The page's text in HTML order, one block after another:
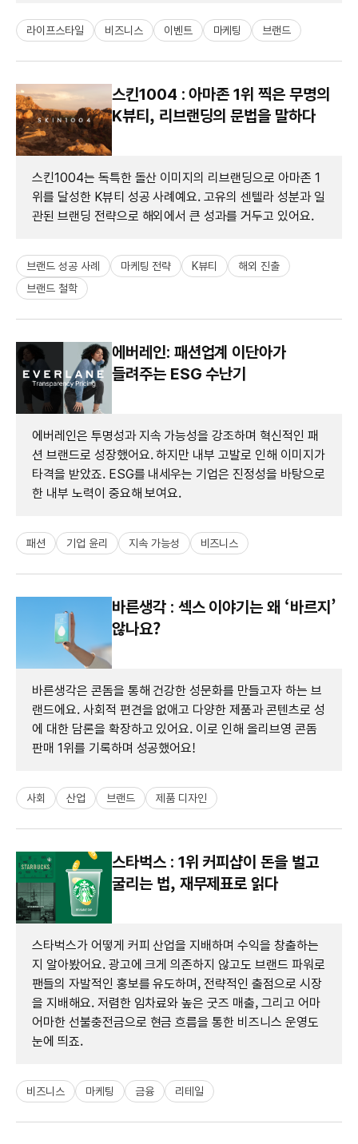
라이프스타일 비즈니스 이벤트 마케팅 브랜드
스킨1004 : 아마존 1위 찍은 무명의
K뷰티, 리브랜딩의 문법을 말하다
스킨1004는 독특한 돌산 이미지의 리브랜딩으로 아마존 1
위를 달성한 K뷰티 성공 사례예요. 고유의 센텔라 성분과 일
관된 브랜딩 전략으로 해외에서 큰 성과를 거두고 있어요.
브랜드 성공 사례 마케팅 전략 K뷰티
해외 진출
브랜드 철학
에버레인: 패션업계 이단아가
들려주는 ESG 수난기
에버레인은 투명성과 지속 가능성을 강조하며 혁신적인 패
션 브랜드로 성장했어요. 하지만 내부 고발로 인해 이미지가
타격을 받았죠. ESG를 내세우는 기업은 진정성을 바탕으로
한 내부 노력이 중요해 보여요.
패션 기업 윤리 지속 가능성 비즈니스
바른생각 : 섹스 이야기는 왜 ‘바르지’
않나요?
바른생각은 콘돔을 통해 건강한 성문화를 만들고자 하는 브
랜드에요. 사회적 편견을 없애고 다양한 제품과 콘텐츠로 성
에 대한 담론을 확장하고 있어요. 이로 인해 올리브영 콘돔
판매 1위를 기록하며 성공했어요!
사회 산업 브랜드 제품 디자인
스타벅스 : 1위 커피샵이 돈을 벌고
굴리는 법, 재무제표로 읽다
스타벅스가 어떻게 커피 산업을 지배하며 수익을 창출하는
지 알아봤어요. 광고에 크게 의존하지 않고도 브랜드 파워로
팬들의 자발적인 홍보를 유도하며, 전략적인 출점으로 시장
을 지배해요. 저렴한 임차료와 높은 굿즈 매출, 그리고 어마
어마한 선불충전금으로 현금 흐름을 통한 비즈니스 운영도
눈에 띄죠.
비즈니스 마케팅 금융 리테일